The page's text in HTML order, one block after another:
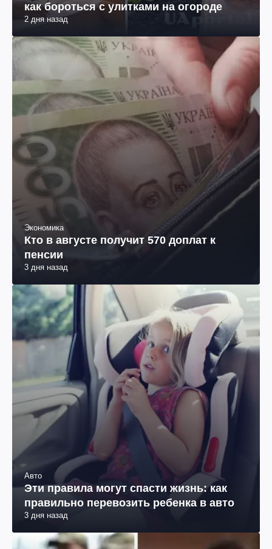
как бороться с улитками на огороде
2 дня назад
Экономика
Кто в августе получит 570 доплат к
пенсии
3 дня назад
Авто
Эти правила могут спасти жизнь: как
правильно перевозить ребенка в авто
3 дня назад